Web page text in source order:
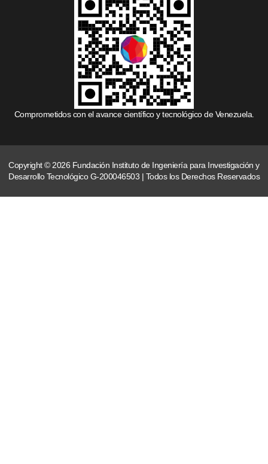
Comprometidos con el avance científico y tecnológico de Venezuela.
Copyright © 2026 Fundación Instituto de Ingeniería para Investigación y
Desarrollo Tecnológico G-200046503 | Todos los Derechos Reservados